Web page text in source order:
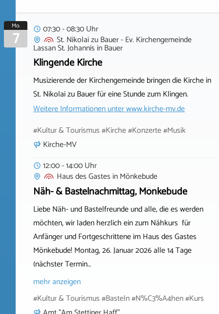
Mo.
7
07:30 - 08:30 Uhr
St. Nikolai zu Bauer - Ev. Kirchengemeinde
Lassan St. Johannis inBauer
Klingende Kirche
Musizierende der Kirchengemeinde bringen die Kirche in
St. Nikolai zu Bauer für eine Stunde zum Klingen.
Weitere Informationen unterwww.kirche-mv.de
#Kultur & Tourismus #Kirche #Konzerte #Musik
Kirche-MV
12:00 - 14:00 Uhr
Haus des Gastes inMönkebude
Näh- & Bastelnachmittag, Mönkebude
Liebe Näh- und Bastelfreunde und alle, die es werden
möchten, wir laden herzlich ein zum Nähkurs für
Anfänger und Fortgeschrittene im Haus des Gastes
Mönkebude! Montag, 26. Januar 2026 alle 14 Tage
(nächster Termin…
mehr anzeigen
#Kultur & Tourismus #Basteln #N%C3%A4hen #Kurs